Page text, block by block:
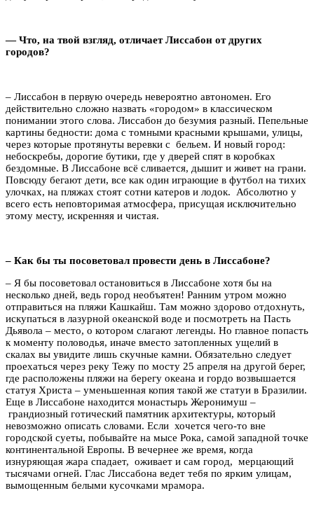
— Что, на твой взгляд, отличает Лиссабон от других
городов?
– Лиссабон в первую очередь невероятно автономен. Его
действительно сложно назвать «городом» в классическом
понимании этого слова. Лиссабон до безумия разный. Пепельные
картины бедности: дома с томными красными крышами, улицы,
через которые протянуты веревки с бельем. И новый город:
небоскребы, дорогие бутики, где у дверей спят в коробках
бездомные. В Лиссабоне всё сливается, дышит и живет на грани.
Повсюду бегают дети, все как один играющие в футбол на тихих
улочках, на пляжах стоят сотни катеров и лодок. Абсолютно у
всего есть неповторимая атмосфера, присущая исключительно
этому месту, искренняя и чистая.
– Как бы ты посоветовал провести день в Лиссабоне?
– Я бы посоветовал остановиться в Лиссабоне хотя бы на
несколько дней, ведь город необъятен! Ранним утром можно
отправиться на пляжи Кашкайш. Там можно здорово отдохнуть,
искупаться в лазурной океанской воде и посмотреть на Пасть
Дьявола – место, о котором слагают легенды. Но главное попасть
к моменту половодья, иначе вместо затопленных ущелий в
скалах вы увидите лишь скучные камни. Обязательно следует
проехаться через реку Тежу по мосту 25 апреля на другой берег,
где расположены пляжи на берегу океана и гордо возвышается
статуя Христа – уменьшенная копия такой же статуи в Бразилии.
Еще в Лиссабоне находится монастырь Жеронимуш –
грандиозный готический памятник архитектуры, который
невозможно описать словами. Если хочется чего-то вне
городской суеты, побывайте на мысе Рока, самой западной точке
континентальной Европы. В вечернее же время, когда
изнуряющая жара спадает, оживает и сам город, мерцающий
тысячами огней. Глас Лиссабона ведет тебя по ярким улицам,
вымощенным белыми кусочками мрамора.